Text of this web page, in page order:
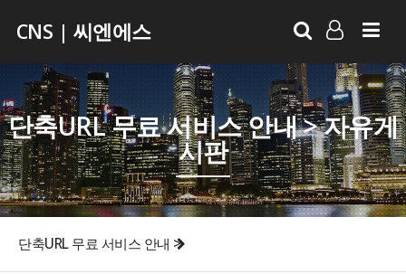
CNS | 씨엔에스
LOG IN
SIGN UP
단축URL 무료 서비스 안내 > 자유게
시판
단축URL 무료 서비스 안내 >